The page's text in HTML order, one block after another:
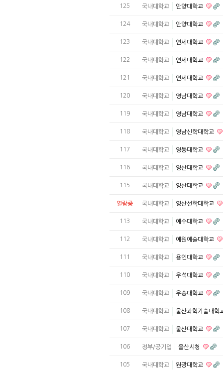
125 국내대학교 안양대학교
124 국내대학교 안양대학교
123 국내대학교 연세대학교
122 국내대학교 연세대학교
121 국내대학교 연세대학교
120 국내대학교 영남대학교
119 국내대학교 영남대학교
118 국내대학교 영남신학대학교
117 국내대학교 영동대학교
116 국내대학교 영산대학교
115 국내대학교 영산대학교
열람중 국내대학교 영산선학대학교
113 국내대학교 예수대학교
112 국내대학교 예원예술대학교
111 국내대학교 용인대학교
110 국내대학교 우석대학교
109 국내대학교 우송대학교
108 국내대학교 울산과학기술대학
107 국내대학교 울산대학교
106 정부/공기업 울산시청
105 국내대학교 원광대학교